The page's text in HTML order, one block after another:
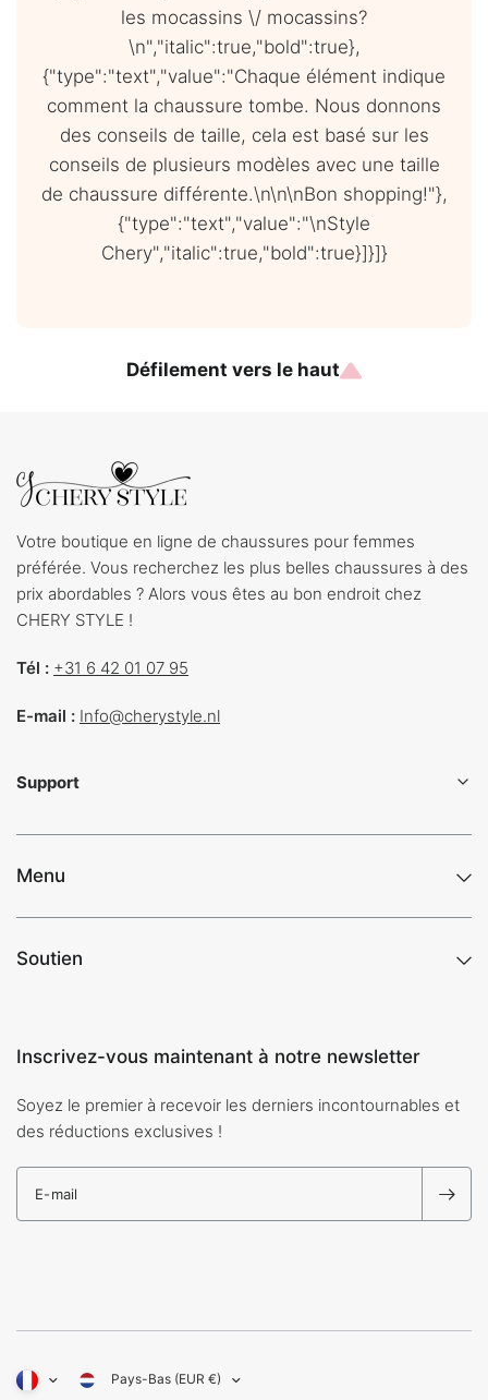
les mocassins \/ mocassins?
\n","italic":true,"bold":true},
{"type":"text","value":"Chaque élément indique
comment la chaussure tombe. Nous donnons
des conseils de taille, cela est basé sur les
conseils de plusieurs modèles avec une taille
de chaussure différente.\n\n\nBon shopping!"},
{"type":"text","value":"\nStyle
Chery","italic":true,"bold":true}]}]}
Défilement vers le haut
Votre boutique en ligne de chaussures pour femmes
préférée. Vous recherchez les plus belles chaussures à des
prix abordables ? Alors vous êtes au bon endroit chez
CHERY STYLE !
Tél : +31 6 42 01 07 95
E-mail : Info@cherystyle.nl
Support
Menu
Soutien
Inscrivez-vous maintenant à notre newsletter
Soyez le premier à recevoir les derniers incontournables et
des réductions exclusives !
E-mail
Pays-Bas (EUR €)